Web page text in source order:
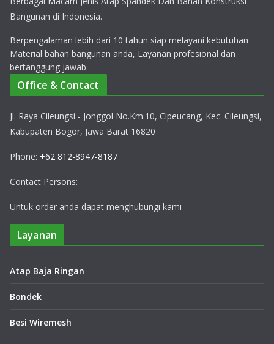
Bangunan di Indonesia.
Berpengalaman lebih dari 10 tahun siap melayani kebutuhan
Material bahan bangunan anda, Layanan profesional dan
bertanggung jawab.
Office & Contact
Jl. Raya Cileungsi - Jonggol No.Km.10, Cipeucang, Kec. Cileungsi,
Kabupaten Bogor, Jawa Barat 16820
Phone: +62 812-8947-8187
Contact Persons:
Untuk order anda dapat menghubungi kami
Layanan
Atap Baja Ringan
Bondek
Besi Wiremesh